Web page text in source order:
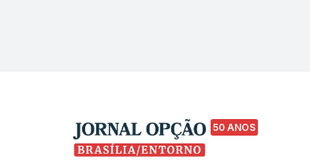
50 ANOS